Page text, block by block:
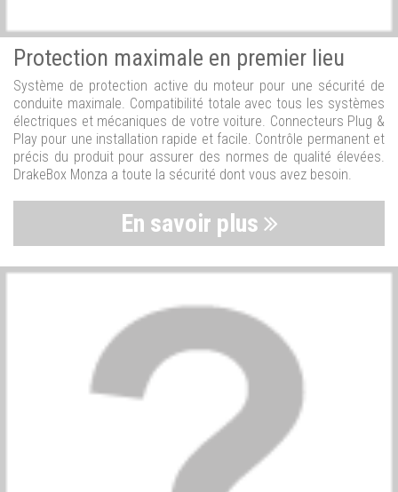
Protection maximale en premier lieu
Système de protection active du moteur pour une sécurité de
conduite maximale. Compatibilité totale avec tous les systèmes
électriques et mécaniques de votre voiture. Connecteurs Plug &
Play pour une installation rapide et facile. Contrôle permanent et
précis du produit pour assurer des normes de qualité élevées.
DrakeBox Monza a toute la sécurité dont vous avez besoin.
En savoir plus